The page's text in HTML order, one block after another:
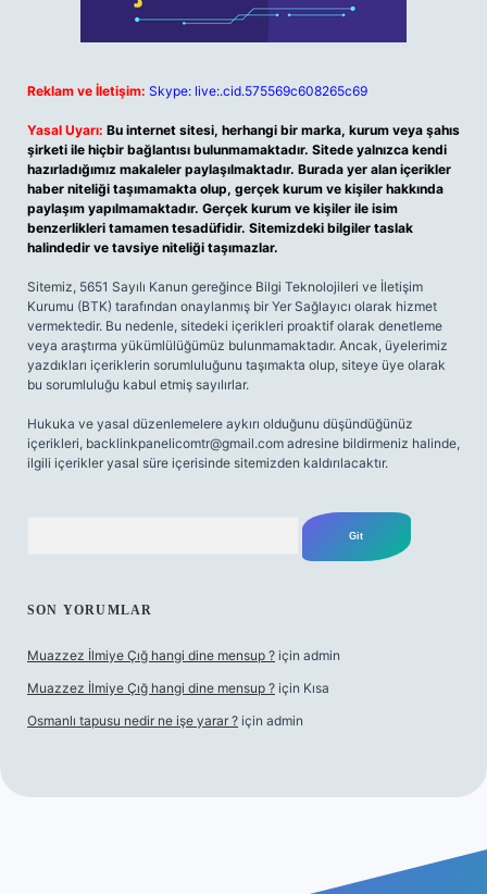
Reklam ve İletişim: Skype: live:.cid.575569c608265c69
Yasal Uyarı: Bu internet sitesi, herhangi bir marka, kurum veya şahıs
şirketi ile hiçbir bağlantısı bulunmamaktadır. Sitede yalnızca kendi
hazırladığımız makaleler paylaşılmaktadır. Burada yer alan içerikler
haber niteliği taşımamakta olup, gerçek kurum ve kişiler hakkında
paylaşım yapılmamaktadır. Gerçek kurum ve kişiler ile isim
benzerlikleri tamamen tesadüfidir. Sitemizdeki bilgiler taslak
halindedir ve tavsiye niteliği taşımazlar.
Sitemiz, 5651 Sayılı Kanun gereğince Bilgi Teknolojileri ve İletişim
Kurumu (BTK) tarafından onaylanmış bir Yer Sağlayıcı olarak hizmet
vermektedir. Bu nedenle, sitedeki içerikleri proaktif olarak denetleme
veya araştırma yükümlülüğümüz bulunmamaktadır. Ancak, üyelerimiz
yazdıkları içeriklerin sorumluluğunu taşımakta olup, siteye üye olarak
bu sorumluluğu kabul etmiş sayılırlar.
Hukuka ve yasal düzenlemelere aykırı olduğunu düşündüğünüz
içerikleri, backlinkpanelicomtr@gmail.com adresine bildirmeniz halinde,
ilgili içerikler yasal süre içerisinde sitemizden kaldırılacaktır.
SON YORUMLAR
Muazzez İlmiye Çığ hangi dine mensup ? için admin
Muazzez İlmiye Çığ hangi dine mensup ? için Kısa
Osmanlı tapusu nedir ne işe yarar ? için admin